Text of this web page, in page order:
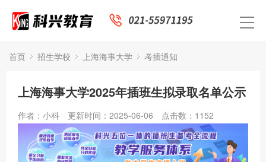
首页 招生学校 上海海事大学 考插通知
上海海事大学2025年插班生拟录取名单公示
作者：小科 更新时间：2025-06-06 点击数： 1152